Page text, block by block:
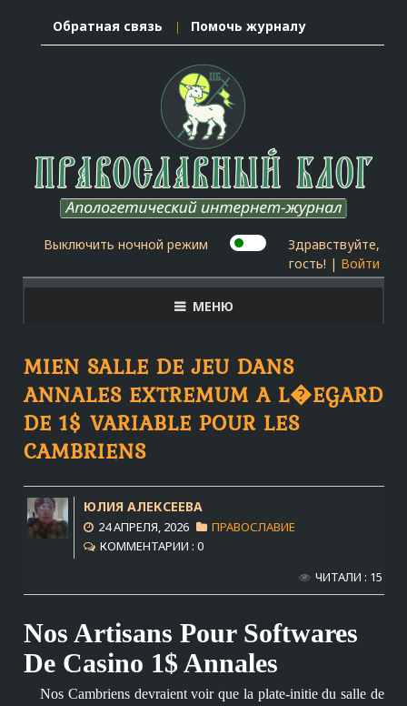
Обратная связь Помочь журналу
Выключить ночной режим
Здравствуйте,
гость! | Войти
МЕНЮ
MIEN SALLE DE JEU DANS
ANNALES EXTREMUM A L�EGARD
DE 1$ VARIABLE POUR LES
CAMBRIENS
ЮЛИЯ АЛЕКСЕЕВА
24 АПРЕЛЯ, 2026
ПРАВОСЛАВИЕ
КОММЕНТАРИИ : 0
ЧИТАЛИ : 15
Nos Artisans Pour Softwares
De Casino 1$ Annales
Nos Cambriens devraient voir que la plate-initie du salle de